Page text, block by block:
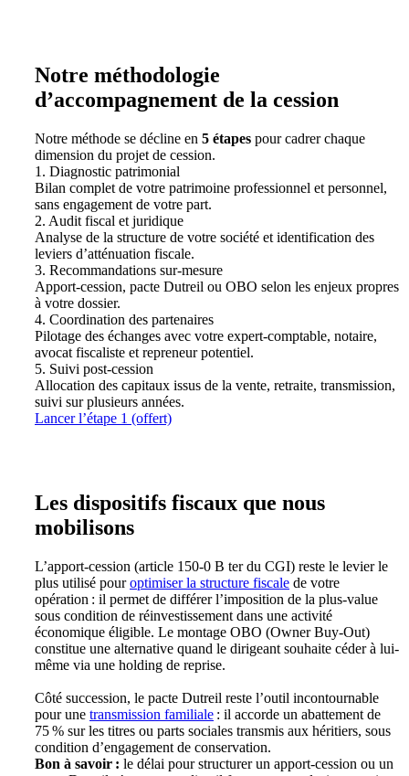
Notre méthodologie
d’accompagnement de la cession
Notre méthode se décline en 5 étapes pour cadrer chaque
dimension du projet de cession.
1. Diagnostic patrimonial
Bilan complet de votre patrimoine professionnel et personnel,
sans engagement de votre part.
2. Audit fiscal et juridique
Analyse de la structure de votre société et identification des
leviers d’atténuation fiscale.
3. Recommandations sur-mesure
Apport-cession, pacte Dutreil ou OBO selon les enjeux propres
à votre dossier.
4. Coordination des partenaires
Pilotage des échanges avec votre expert-comptable, notaire,
avocat fiscaliste et repreneur potentiel.
5. Suivi post-cession
Allocation des capitaux issus de la vente, retraite, transmission,
suivi sur plusieurs années.
Lancer l’étape 1 (offert)
Les dispositifs fiscaux que nous
mobilisons
L’apport-cession (article 150-0 B ter du CGI) reste le levier le
plus utilisé pouroptimiser la structure fiscale de votre
opération : il permet de différer l’imposition de la plus-value
sous condition de réinvestissement dans une activité
économique éligible. Le montage OBO (Owner Buy-Out)
constitue une alternative quand le dirigeant souhaite céder à lui-
même via une holding de reprise.
Côté succession, le pacte Dutreil reste l’outil incontournable
pour une transmission familiale : il accorde un abattement de
75 % sur les titres ou parts sociales transmis aux héritiers, sous
condition d’engagement de conservation.
Bon à savoir : le délai pour structurer un apport-cession ou un